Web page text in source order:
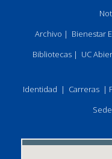
Archivo | Bienestar
Bibliotecas| UC
Identidad | Carreras |